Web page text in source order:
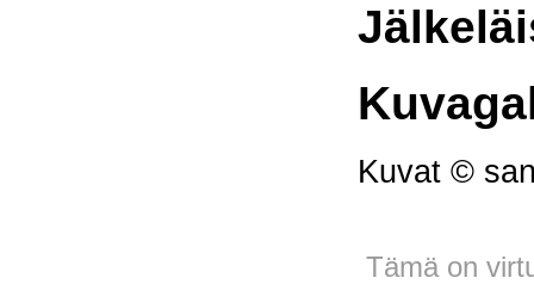
Kuvat ©
Tämä on